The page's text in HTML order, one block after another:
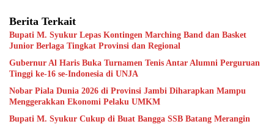
Berita Terkait
Bupati M. Syukur Lepas Kontingen Marching Band dan Basket
Junior Berlaga Tingkat Provinsi dan Regional
Gubernur Al Haris Buka Turnamen Tenis Antar Alumni Perguruan
Tinggi ke-16 se-Indonesia di UNJA
Nobar Piala Dunia 2026 di Provinsi Jambi Diharapkan Mampu
Menggerakkan Ekonomi Pelaku UMKM
Bupati M. Syukur Cukup di Buat Bangga SSB Batang Merangin